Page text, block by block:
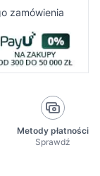
zamówienia
Metody płatności
Sprawdź